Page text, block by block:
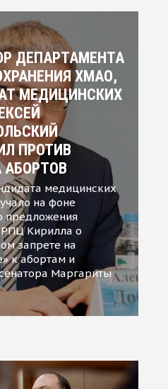
ДЕПАРТАМЕНТА
ХМАО,
МЕДИЦИНСКИХ
ПРОТИВ
АБОРТОВ
медицинских
на фоне
предложения
Кирилла о
запрете на
к абортам и
Маргариты